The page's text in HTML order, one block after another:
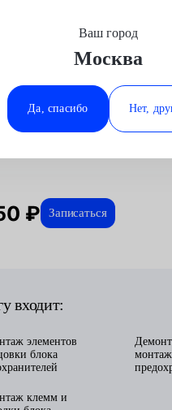
Ростов-
Ваш город
Москва
Да, спасибо Нет,
ОтзывыАвтосервис
блока
Wall в Москве
₽ Записаться
входит:
элементов
блока
клемм и